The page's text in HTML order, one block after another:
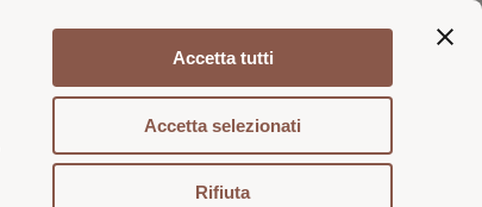
Accetta tutti
Accetta selezionati
Rifiuta